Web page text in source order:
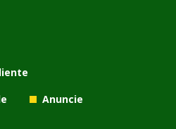
Anuncie